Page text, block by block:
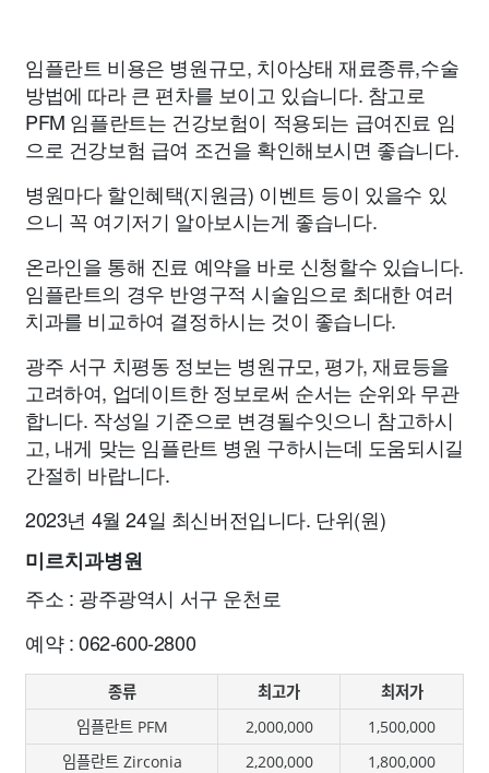
임플란트 비용은 병원규모, 치아상태 재료종류,수술
방법에 따라 큰 편차를 보이고 있습니다. 참고로
PFM 임플란트는 건강보험이 적용되는 급여진료 임
으로 건강보험 급여 조건을 확인해보시면 좋습니다.
병원마다 할인혜택(지원금) 이벤트 등이 있을수 있
으니 꼭 여기저기 알아보시는게 좋습니다.
온라인을 통해 진료 예약을 바로 신청할수 있습니다.
임플란트의 경우 반영구적 시술임으로 최대한 여러
치과를 비교하여 결정하시는 것이 좋습니다.
광주 서구 치평동 정보는 병원규모, 평가, 재료등을
고려하여, 업데이트한 정보로써 순서는 순위와 무관
합니다. 작성일 기준으로 변경될수잇으니 참고하시
고, 내게 맞는 임플란트 병원 구하시는데 도움되시길
간절히 바랍니다.
2023년 4월 24일 최신버전입니다. 단위(원)
미르치과병원
주소 : 광주광역시 서구 운천로
예약 : 062-600-2800
종류 최고가
최저가
임플란트 PFM
2,000,000
1,500,000
임플란트 Zirconia
2,200,000
1,800,000